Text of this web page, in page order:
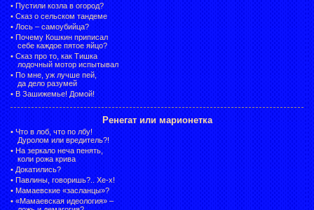
• Пустили козла в огород?
• Сказ о сельском тандеме
• Лось – самоубийца?
• Почему Кошкин приписал
себе каждое пятое яйцо?
• Сказ про то, как Тишка
лодочный мотор испытывал
• По мне, уж лучше пей,
да дело разумей
• В Зашижемье! Домой!
Ренегат или марионетка
• Что в лоб, что по лбу!
Дуролом или вредитель?!
• На зеркало неча пенять,
коли рожа крива
• Докатились?
• Павлины, говоришь?.. Хе-х!
• Мамаевские «засланцы»?
• «Мамаевская идеология» –